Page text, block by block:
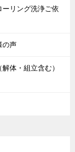
リング洗浄ご依
の声
体・組立含む）